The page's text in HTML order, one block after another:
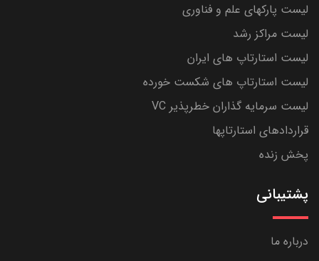
لیست پارکهای علم و فناوری
لیست مراکز رشد
لیست استارتاپ های ایران
لیست استارتاپ های شکست خورده
لیست سرمایه گذاران خطرپذیر VC
قراردادهای استارتاپها
پخش زنده
پشتیبانی
درباره ما